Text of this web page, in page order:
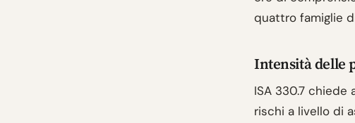
quattro famiglie
Intensità delle
ISA 330.7
rischi a livello di